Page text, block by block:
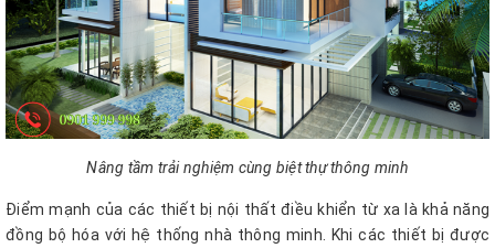
Nâng tầm trải nghiệm cùng biệt thự thông minh
Điểm mạnh của các thiết bị nội thất điều khiển từ xa là khả năng
đồng bộ hóa với hệ thống nhà thông minh. Khi các thiết bị được